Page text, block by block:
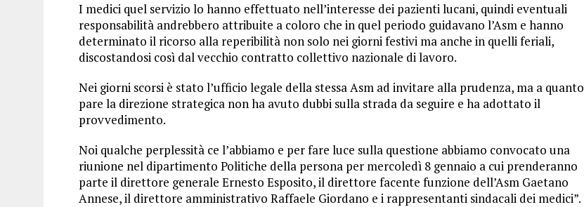
I medici quel servizio lo hanno effettuato nell’interesse dei pazienti lucani, quindi eventuali
responsabilità andrebbero attribuite a coloro che in quel periodo guidavano l’Asm e hanno
determinato il ricorso alla reperibilità non solo nei giorni festivi ma anche in quelli feriali,
discostandosi così dal vecchio contratto collettivo nazionale di lavoro.
Nei giorni scorsi è stato l’ufficio legale della stessa Asm ad invitare alla prudenza, ma a quanto
pare la direzione strategica non ha avuto dubbi sulla strada da seguire e ha adottato il
provvedimento.
Noi qualche perplessità ce l’abbiamo e per fare luce sulla questione abbiamo convocato una
riunione nel dipartimento Politiche della persona per mercoledì 8 gennaio a cui prenderanno
parte il direttore generale Ernesto Esposito, il direttore facente funzione dell’Asm Gaetano
Annese, il direttore amministrativo Raffaele Giordano e i rappresentanti sindacali dei medici”.